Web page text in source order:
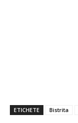
ETICHETE Bistrita